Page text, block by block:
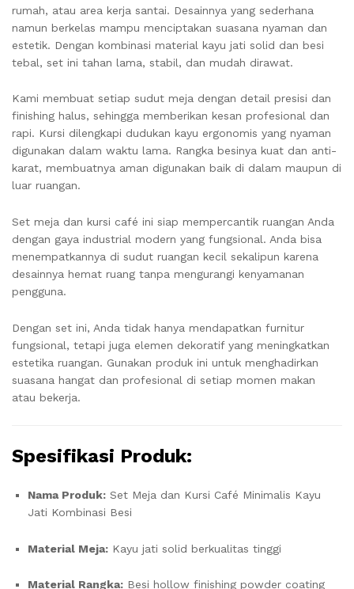
rumah, atau area kerja santai. Desainnya yang sederhana
namun berkelas mampu menciptakan suasana nyaman dan
estetik. Dengan kombinasi material kayu jati solid dan besi
tebal, set ini tahan lama, stabil, dan mudah dirawat.
Kami membuat setiap sudut meja dengan detail presisi dan
finishing halus, sehingga memberikan kesan profesional dan
rapi. Kursi dilengkapi dudukan kayu ergonomis yang nyaman
digunakan dalam waktu lama. Rangka besinya kuat dan anti-
karat, membuatnya aman digunakan baik di dalam maupun di
luar ruangan.
Set meja dan kursi café ini siap mempercantik ruangan Anda
dengan gaya industrial modern yang fungsional. Anda bisa
menempatkannya di sudut ruangan kecil sekalipun karena
desainnya hemat ruang tanpa mengurangi kenyamanan
pengguna.
Dengan set ini, Anda tidak hanya mendapatkan furnitur
fungsional, tetapi juga elemen dekoratif yang meningkatkan
estetika ruangan. Gunakan produk ini untuk menghadirkan
suasana hangat dan profesional di setiap momen makan
atau bekerja.
Spesifikasi Produk:
Nama Produk: Set Meja dan Kursi Café Minimalis Kayu
Jati Kombinasi Besi
Material Meja: Kayu jati solid berkualitas tinggi
Material Rangka: Besi hollow finishing powder coating